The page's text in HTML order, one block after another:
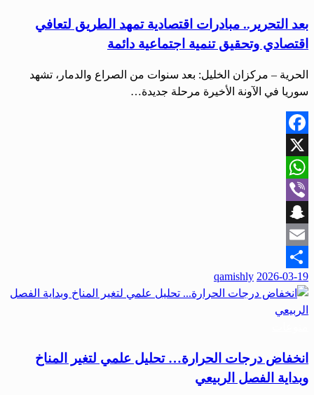
بعد التحرير.. مبادرات اقتصادية تمهد الطريق لتعافي
اقتصادي وتحقيق تنمية اجتماعية دائمة
الحرية – مركزان الخليل: بعد سنوات من الصراع والدمار، تشهد
سوريا في الآونة الأخيرة مرحلة جديدة…
Facebook
X
WhatsApp
Viber
Snapchat
Email
Share
نُشر
في
2026-03-19
qamishly
انخفاض درجات الحرارة… تحليل علمي لتغير المناخ
وبداية الفصل الربيعي